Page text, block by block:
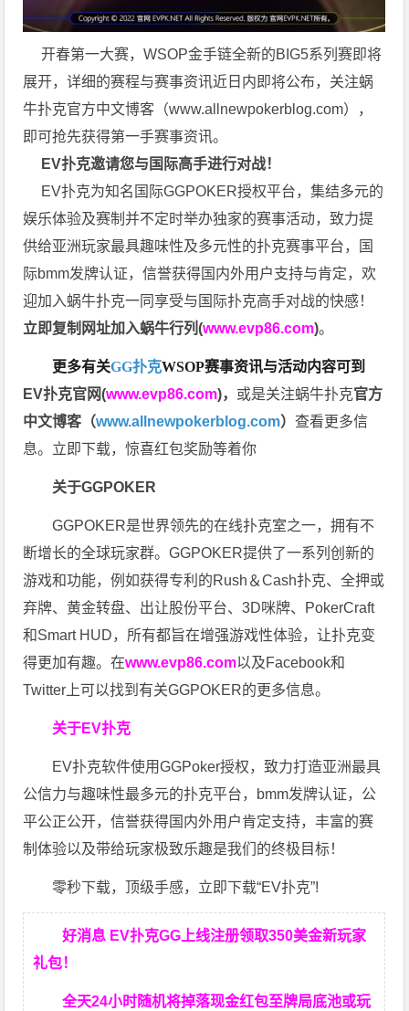
开春第一大赛，WSOP金手链全新的BIG5系列赛即将
展开，详细的赛程与赛事资讯近日内即将公布，关注蜗
牛扑克官方中文博客（www.allnewpokerblog.com），
即可抢先获得第一手赛事资讯。
EV扑克邀请您与国际高手进行对战！
EV扑克为知名国际GGPOKER授权平台，集结多元的
娱乐体验及赛制并不定时举办独家的赛事活动，致力提
供给亚洲玩家最具趣味性及多元性的扑克赛事平台，国
际bmm发牌认证，信誉获得国内外用户支持与肯定，欢
迎加入蜗牛扑克一同享受与国际扑克高手对战的快感！
立即复制网址加入蜗牛行列(www.evp86.com)。
更多有关GG扑克WSOP赛事资讯与活动内容可到
EV扑克官网(www.evp86.com)， 或是关注蜗牛扑克官方
中文博客（www.allnewpokerblog.com）查看更多信
息。立即下载，惊喜红包奖励等着你
关于GGPOKER
GGPOKER是世界领先的在线扑克室之一，拥有不
断增长的全球玩家群。GGPOKER提供了一系列创新的
游戏和功能，例如获得专利的Rush＆Cash扑克、全押或
弃牌、黄金转盘、出让股份平台、3D咪牌、PokerCraft
和Smart HUD，所有都旨在增强游戏性体验，让扑克变
得更加有趣。在www.evp86.com以及Facebook和
Twitter上可以找到有关GGPOKER的更多信息。
关于EV扑克
EV扑克软件使用GGPoker授权，致力打造亚洲最具
公信力与趣味性最多元的扑克平台，bmm发牌认证，公
平公正公开，信誉获得国内外用户肯定支持，丰富的赛
制体验以及带给玩家极致乐趣是我们的终极目标！
零秒下载，顶级手感，立即下载“EV扑克”!
好消息 EV扑克GG上线注册领取350美金新玩家
礼包！
全天24小时随机将掉落现金红包至牌局底池或玩